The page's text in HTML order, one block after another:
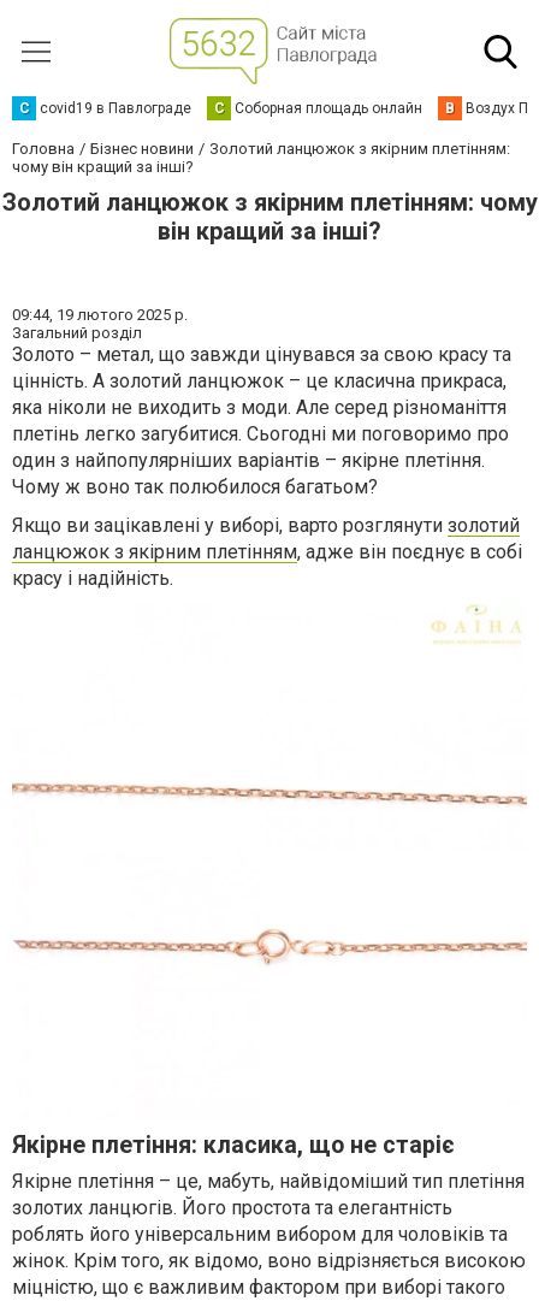
C covid19 в Павлограде С Соборная площадь онлайн В Воздух
Головна Бізнес новини
Золотий ланцюжок з якірним плетінням:
чому він кращий за інші?
Золотий ланцюжок з якірним плетінням: чому
він кращий за інші?
09:44, 19 лютого 2025 р.
Загальний розділ
Золото – метал, що завжди цінувався за свою красу та
цінність. А золотий ланцюжок – це класична прикраса,
яка ніколи не виходить з моди. Але серед різноманіття
плетінь легко загубитися. Сьогодні ми поговоримо про
один з найпопулярніших варіантів – якірне плетіння.
Чому ж воно так полюбилося багатьом?
Якщо ви зацікавлені у виборі, варто розглянути золотий
ланцюжок з якірним плетінням, адже він поєднує в собі
красу і надійність.
Якірне плетіння: класика, що не старіє
Якірне плетіння – це, мабуть, найвідоміший тип плетіння
золотих ланцюгів. Його простота та елегантність
роблять його універсальним вибором для чоловіків та
жінок. Крім того, як відомо, воно відрізняється високою
міцністю, що є важливим фактором при виборі такого